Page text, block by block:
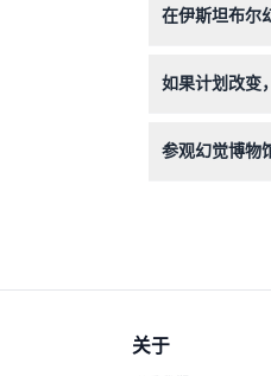
在伊斯坦布尔
如果计划改变
参观幻觉博物
关于